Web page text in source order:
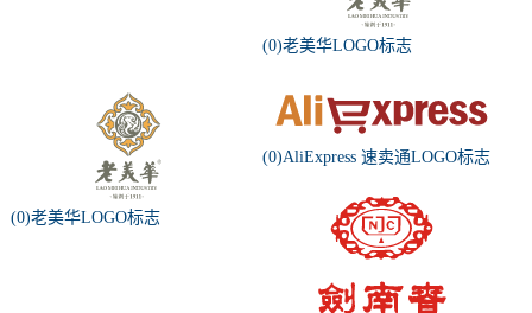
(0)老美华LOGO标志
(0)老美华LOGO标志
(0)AliExpress 速卖通LOGO标志